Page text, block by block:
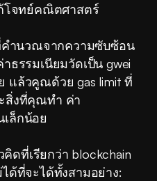
โจทย์คณิตศาสตร์
คำนวณจากความซับซ้อน
ธรรมเนียมวัดเป็น gwei
แล้วคูณด้วย gas limit ที่
สิ่งที่คุณทำ ค่า
ล็กน้อย
ดที่เรียกว่า blockchain
ด้ที่จะได้ทั้งสามอย่าง: